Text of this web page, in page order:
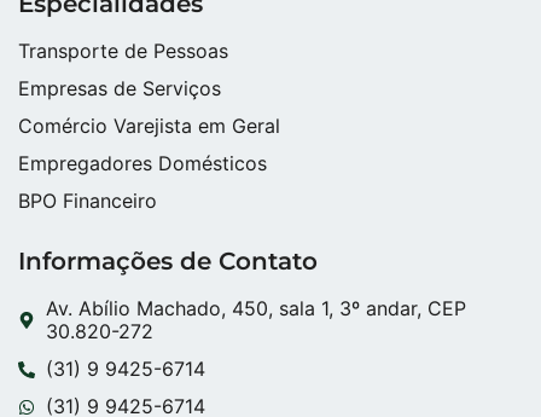
Transporte de Pessoas
Empresas de Serviços
Comércio Varejista em Geral
Empregadores Domésticos
BPO Financeiro
Informações de Contato
Av. Abílio Machado, 450, sala 1, 3º andar, CEP
30.820-272
(31) 9 9425-6714
(31) 9 9425-6714